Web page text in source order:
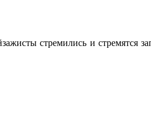
стремились и стремятся